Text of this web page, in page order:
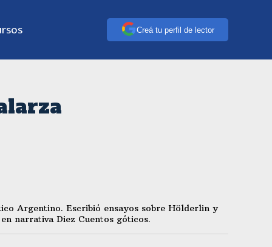
Creá tu perfil de lector
Argentino. Escribió ensayos sobre Hölderlin y
narrativa Diez Cuentos góticos.